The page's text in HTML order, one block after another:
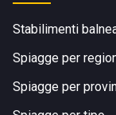
Stabilimenti
Spiagge per
Spiagge per